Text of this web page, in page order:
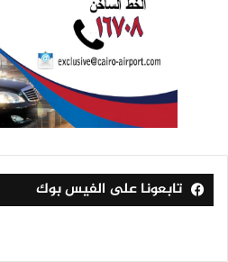
تابعونا على الفيس بوك